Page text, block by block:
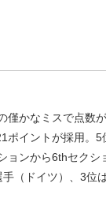
僅かなミスで点数が
ポイントが採用。5
ョンから6thセクシ
（ドイツ）、3位